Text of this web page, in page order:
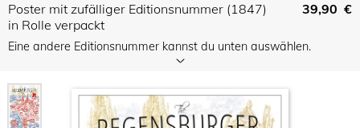
Poster mit zufälliger Editionsnummer (1847)
in Rolle verpackt
39,90 €
Eine andere Editionsnummer kannst du unten auswählen.